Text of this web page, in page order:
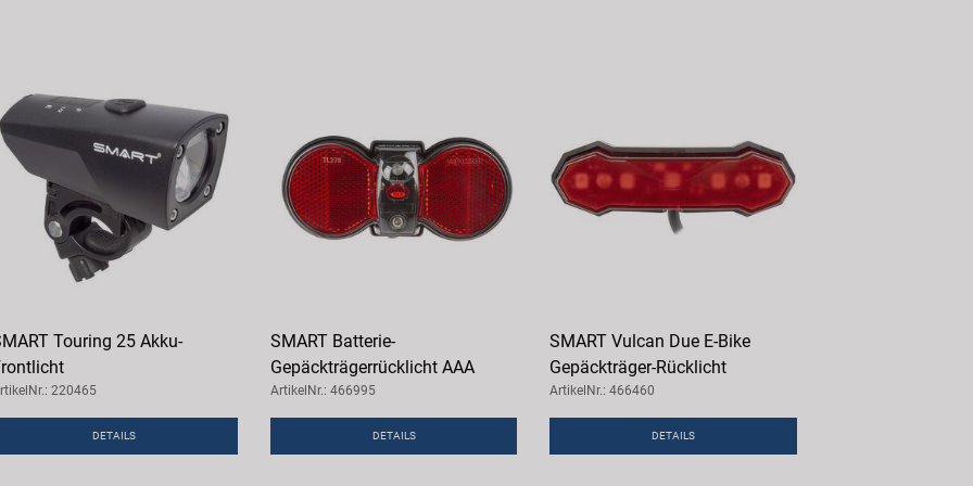
Touring 25 Akku-
220465
DETAILS
SMART Batterie-
Gepäckträgerrücklicht AAA
ArtikelNr.: 466995
DETAILS
SMART Vulcan Due E-Bike
Gepäckträger-Rücklicht
ArtikelNr.: 466460
DETAILS